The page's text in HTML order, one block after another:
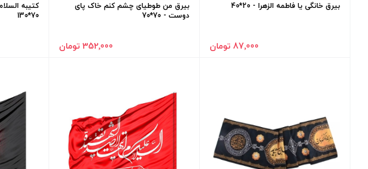
بیرق خانگی یا فاطمه الزهرا - 20*40
87٬000 تومان
بیرق من طوطیای چشم کنم خاک پای
دوست - 70*70
352٬000 تومان
کتیبه
70*130